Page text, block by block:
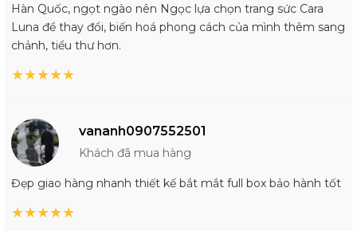
Hàn Quốc, ngọt ngào nên Ngọc lựa chọn trang sức Cara
Luna để thay đổi, biến hoá phong cách của mình thêm sang
chảnh, tiểu thư hơn.
★★★★★
vananh0907552501
Khách đã mua hàng
Đẹp giao hàng nhanh thiết kế bắt mắt full box bảo hành tốt
★★★★★